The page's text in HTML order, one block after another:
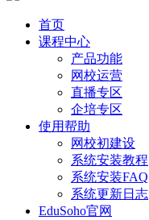
首页
课程中心
产品功能
网校运营
直播专区
企培专区
使用帮助
网校初建设
系统安装教程
系统安装FAQ
系统更新日志
EduSoho官网